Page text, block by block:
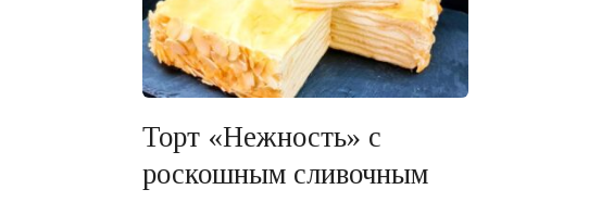
Торт «Нежность» с
роскошным сливочным